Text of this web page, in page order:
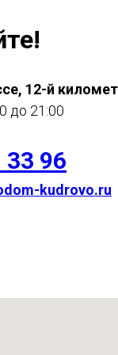
12-й
до 21:00
33 96
kudrovo.ru